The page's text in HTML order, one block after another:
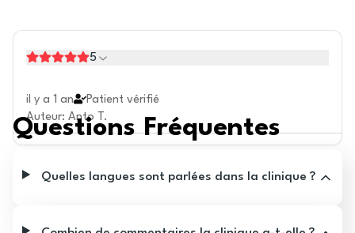
5
il y a 1 an
Patient vérifié
Auteur: Anto T.
Questions Fréquentes
Quelles langues sont parlées dans la clinique ?